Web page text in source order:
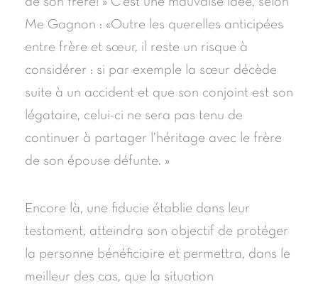
Me Gagnon : «Outre les querelles anticipées
entre frère et sœur, il reste un risque à
considérer : si par exemple la sœur décède
suite à un accident et que son conjoint est son
légataire, celui-ci ne sera pas tenu de
continuer à partager l’héritage avec le frère
de son épouse défunte. »
Encore là, une fiducie établie dans leur
testament, atteindra son objectif de protéger
la personne bénéficiaire et permettra, dans le
meilleur des cas, que la situation